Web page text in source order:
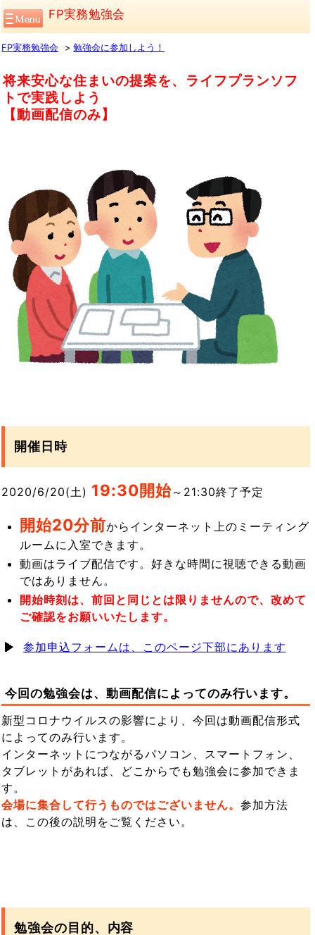
FP実務勉強会
FP実務勉強会 勉強会に参加しよう！
将来安心な住まいの提案を、ライフプランソフ
トで実践しよう
【動画配信のみ】
開催日時
2020/6/20(土) 19:30開始～21:30終了予定
開始20分前からインターネット上のミーティング
ルームに入室できます。
動画はライブ配信です。好きな時間に視聴できる動画
ではありません。
開始時刻は、前回と同じとは限りませんので、改めて
ご確認をお願いいたします。
参加申込フォームは、このページ下部にあります
今回の勉強会は、動画配信によってのみ行います。
新型コロナウイルスの影響により、今回は動画配信形式
によってのみ行います。
インターネットにつながるパソコン、スマートフォン、
タブレットがあれば、どこからでも勉強会に参加できま
す。
会場に集合して行うものではございません。参加方法
は、この後の説明をご覧ください。
勉強会の目的、内容